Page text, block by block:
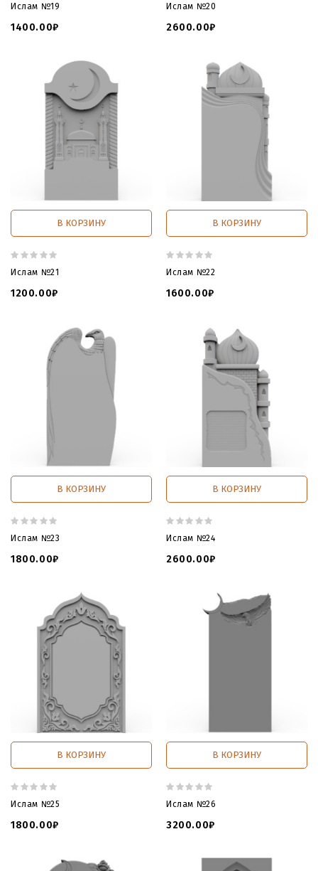
Ислам №19
1400.00₽
Ислам №20
2600.00₽
В КОРЗИНУ
Ислам №21
1200.00₽
В КОРЗИНУ
Ислам №22
1600.00₽
В КОРЗИНУ
Ислам №23
1800.00₽
В КОРЗИНУ
Ислам №24
2600.00₽
В КОРЗИНУ
Ислам №25
1800.00₽
В КОРЗИНУ
Ислам №26
3200.00₽